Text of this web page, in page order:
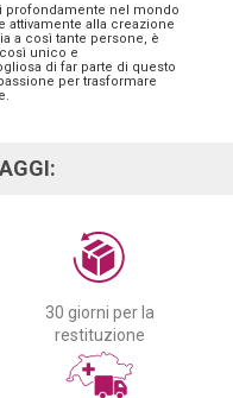
profondamente nel mondo
attivamente alla creazione
a così tante persone, è
unico e
di far parte di questo
per trasformare
30 giorni per la
restituzione